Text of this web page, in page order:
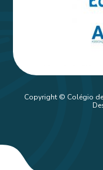
Copyright © Colégio